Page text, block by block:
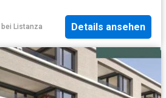
bei Listanza Details ansehen